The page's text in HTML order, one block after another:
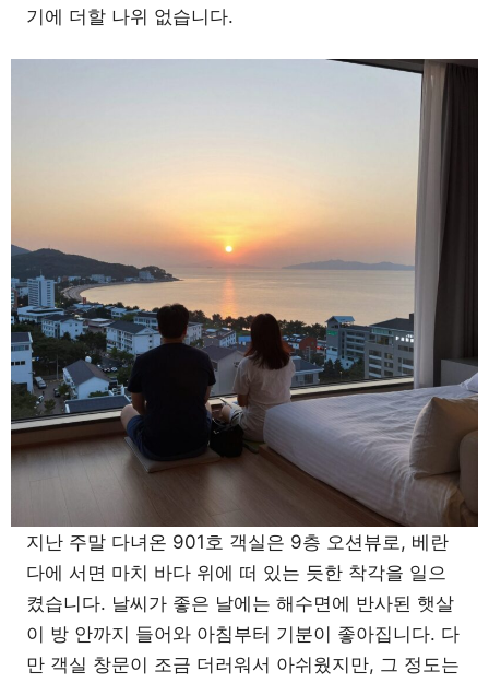
기에 더할 나위 없습니다.
지난 주말 다녀온 901호 객실은 9층 오션뷰로, 베란
다에 서면 마치 바다 위에 떠 있는 듯한 착각을 일으
켰습니다. 날씨가 좋은 날에는 해수면에 반사된 햇살
이 방 안까지 들어와 아침부터 기분이 좋아집니다. 다
만 객실 창문이 조금 더러워서 아쉬웠지만, 그 정도는